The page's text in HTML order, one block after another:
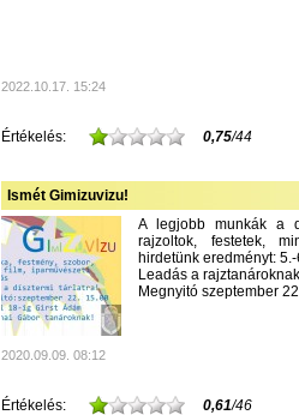
2022.10.17. 15:24
Értékelés: 0,75/44
Ismét Gimizuvizu!
A legjobb munkák a
rajzoltok, festetek,
hirdetünk eredményt:
Leadás a
Megnyitó szeptember
2020.09.09. 08:12
Értékelés: 0,61/46